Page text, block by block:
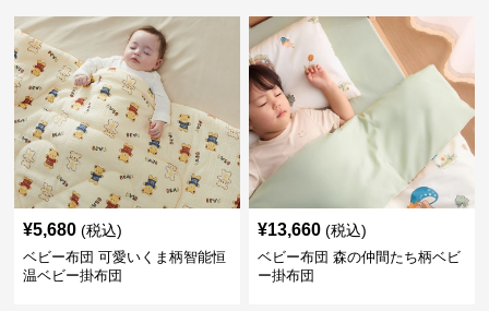
¥5,680 (税込)
ベビー布団 可愛いくま柄智能恒
温ベビー掛布団
¥13,660 (税込)
ベビー布団 森の仲間たち柄ベビ
ー掛布団